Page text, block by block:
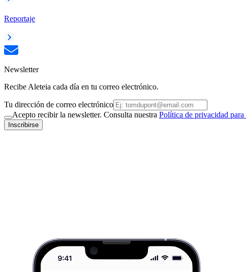
Reportaje
Newsletter
Recibe Aleteia cada día en tu correo electrónico.
Tu dirección de correo electrónico
Acepto recibir la newsletter. Consulta nuestra Política de privacidad para
Inscribirse